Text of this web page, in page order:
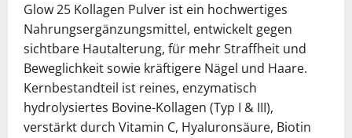
Glow 25 Kollagen Pulver ist ein hochwertiges
Nahrungsergänzungsmittel, entwickelt gegen
sichtbare Hautalterung, für mehr Straffheit und
Beweglichkeit sowie kräftigere Nägel und Haare.
Kernbestandteil ist reines, enzymatisch
hydrolysiertes Bovine-Kollagen (Typ I & III),
verstärkt durch Vitamin C, Hyaluronsäure, Biotin